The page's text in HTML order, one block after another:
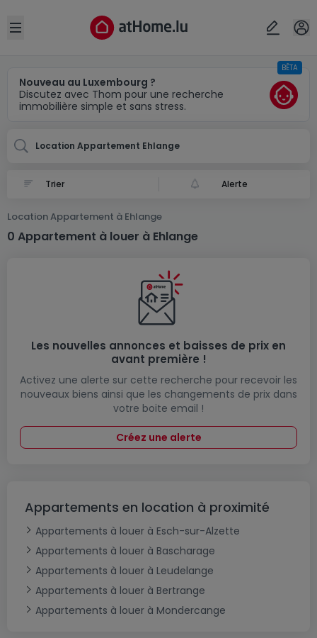
Open sidebar
Nouveau au Luxembourg ?
Discutez avec Thom pour une recherche
immobilière simple et sans stress.
BÊTA
Location Appartement Ehlange
Alerte
Location Appartement à Ehlange
0 Appartement à louer à Ehlange
Les nouvelles annonces et baisses de prix en
avant première !
Activez une alerte sur cette recherche pour recevoir les
nouveaux biens ainsi que les changements de prix dans
votre boite email !
Créez une alerte
Appartements en location à proximité
Appartements à louer à Esch-sur-Alzette
Appartements à louer à Bascharage
Appartements à louer à Leudelange
Appartements à louer à Bertrange
Appartements à louer à Mondercange
Localité(s)
Annuler OK